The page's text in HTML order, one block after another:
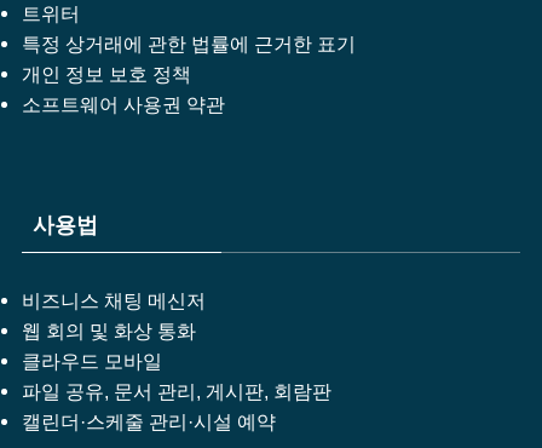
트위터
특정 상거래에 관한 법률에 근거한 표기
개인 정보 보호 정책
소프트웨어 사용권 약관
사용법
비즈니스 채팅 메신저
웹 회의 및 화상 통화
클라우드 모바일
파일 공유, 문서 관리, 게시판, 회람판
캘린더·스케줄 관리·시설 예약